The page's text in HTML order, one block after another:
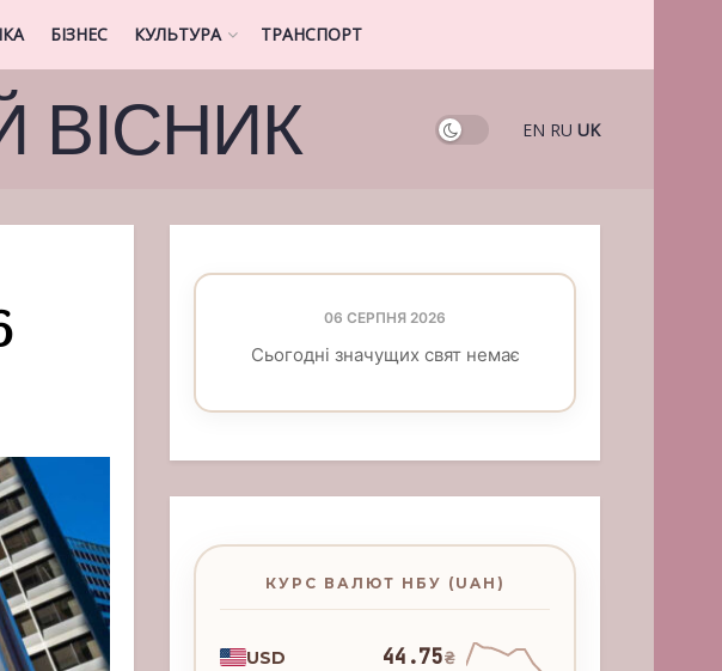
БІЗНЕС КУЛЬТУРА ТРАНСПОРТ
ВІСНИК EN RU UK
06 СЕРПНЯ 2026
Сьогодні значущих свят немає
КУРС ВАЛЮТ НБУ (UAH)
USD 44.75₴